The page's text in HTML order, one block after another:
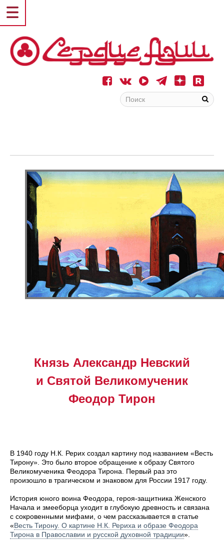
Князь Александр Невский
и Святой Великомученик
Феодор Тирон
В 1940 году Н.К. Рерих создал картину под названием «Весть
Тирону». Это было второе обращение к образу Святого
Великомученика Феодора Тирона. Первый раз это
произошло в трагическом и знаковом для России 1917 году.
История юного воина Феодора, героя-защитника Женского
Начала и змееборца уходит в глубокую древность и связана
с сокровенными мифами, о чем рассказывается в статье
«Весть Тирону. О картине Н.К. Рериха и образе Феодора
Тирона в Православии и русской духовной традиции».